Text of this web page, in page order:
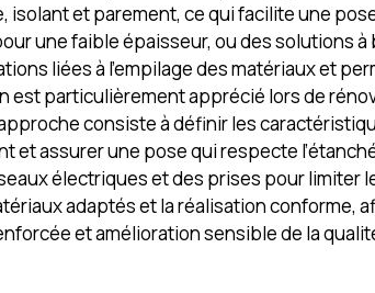
et parement, ce qui facilite une
une faible épaisseur, ou des solutions
liées à l’empilage des matériaux et
particulièrement apprécié lors de
consiste à définir les
assurer une pose qui respecte
électriques et des prises pour limiter
adaptés et la réalisation conforme,
et amélioration sensible de la